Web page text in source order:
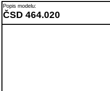
Popis modelu:
ČSD 464.020